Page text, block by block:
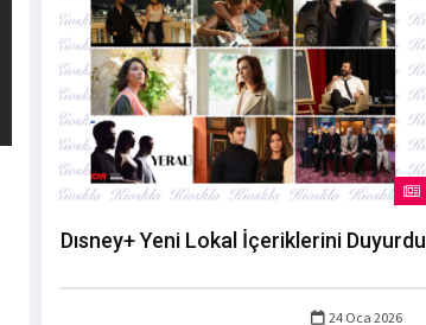
Dısney+ Yeni Lokal İçeriklerini Duyurdu
24 Oca 2026